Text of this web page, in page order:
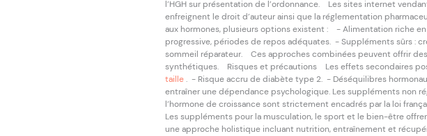
l’HGH sur présentation de l’ordonnance. Les sites internet
enfreignent le droit d’auteur ainsi que la réglementation
aux hormones, plusieurs options existent : - Alimentation riche
progressive, périodes de repos adéquates. - Suppléments sûrs :
sommeil réparateur. Ces approches combinées peuvent offrir
synthétiques. Risques et précautions Les effets secondaires
taille. - Risque accru de diabète type 2. - Déséquilibres
entraîner une dépendance psychologique. Les suppléments non
l’hormone de croissance sont strictement encadrés par la loi
Les suppléments pour la musculation, le sport et le bien-être
une approche holistique incluant nutrition, entraînement et